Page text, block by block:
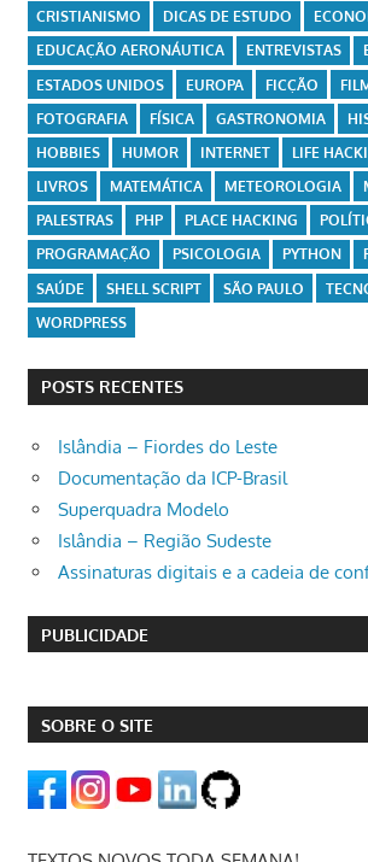
CRISTIANISMO
DICAS DE ESTUDO
EDUCAÇÃO AERONÁUTICA
ENTREVISTAS
ESTADOS UNIDOS
EUROPA FICÇÃO
FOTOGRAFIA
FÍSICA GASTRONOMIA
HOBBIES
HUMOR INTERNET LIFE
LIVROS
MATEMÁTICA METEOROLOGIA
PALESTRAS
PHP PLACE HACKING
PROGRAMAÇÃO
PSICOLOGIA PYTHON
SAÚDE
SHELL SCRIPT SÃO PAULO
WORDPRESS
POSTS RECENTES
Islândia – Fiordes do Leste
Documentação da ICP-Brasil
Superquadra Modelo
Islândia – Região Sudeste
Assinaturas digitais e a cadeia de
PUBLICIDADE
SOBRE O SITE